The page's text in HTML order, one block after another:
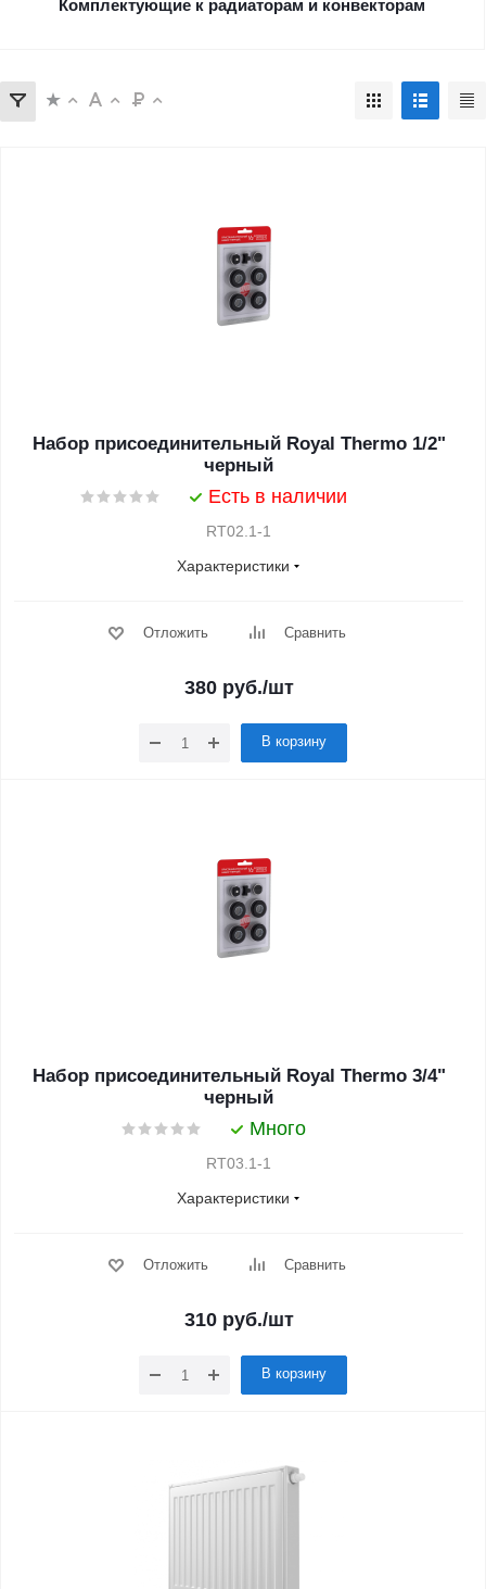
Комплектующие к радиаторам и конвекторам
Набор присоединительный Royal Thermo 1/2"
черный
Есть в наличии
RT02.1-1
Характеристики
Отложить Сравнить
380 руб./шт
В корзину
Набор присоединительный Royal Thermo 3/4"
черный
Много
RT03.1-1
Характеристики
Отложить Сравнить
310 руб./шт
В корзину